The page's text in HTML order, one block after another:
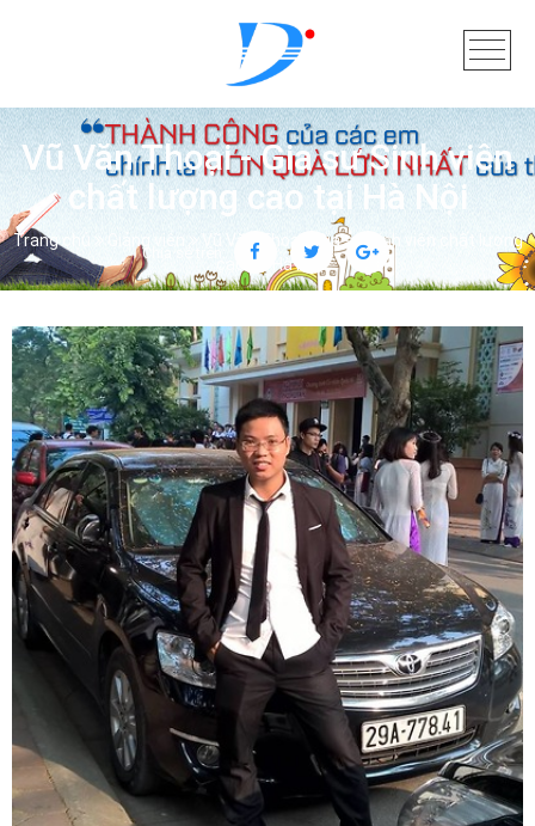
Vũ Văn Thoại - Gia sư Sinh viên
chất lượng cao tại Hà Nội
Trang chủ Giảng viên
Vũ Văn Thoại - Gia sư Sinh viên chất lượng
cao tại Hà Nội
Chia sẻ trên: